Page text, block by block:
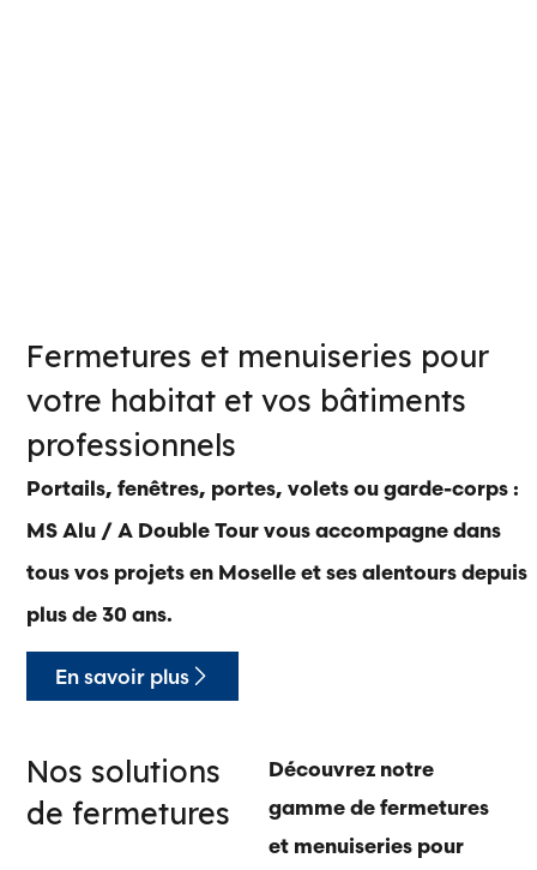
Fermetures et menuiseries pour
votre habitat et vos bâtiments
professionnels
Portails, fenêtres, portes, volets ou garde-corps :
MS Alu / A Double Tour vous accompagne dans
tous vos projets en Moselle et ses alentours depuis
plus de 30 ans.
En savoir plus
Nos solutions
de fermetures
Découvrez notre
gamme de fermetures
et menuiseries pour